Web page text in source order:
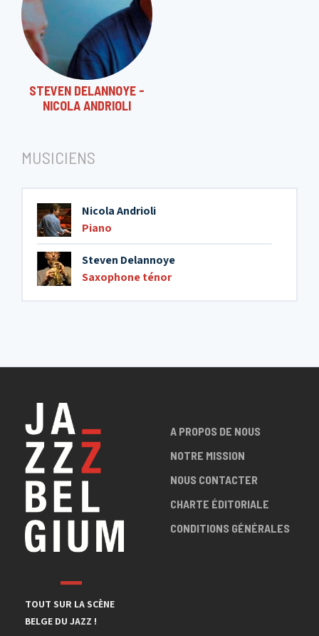
STEVEN DELANNOYE -
NICOLA ANDRIOLI
MUSICIENS
Nicola Andrioli
Piano
Steven Delannoye
Saxophone ténor
TOUT SUR LA SCÈNE
BELGE DU JAZZ !
A PROPOS DE NOUS
NOTRE MISSION
NOUS CONTACTER
CHARTE ÉDITORIALE
CONDITIONS GÉNÉRALES